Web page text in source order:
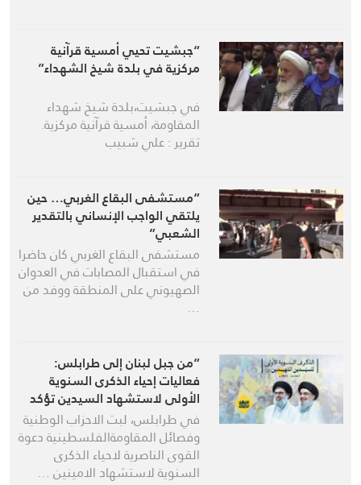
“جبشيت تحيي أمسية قرآنية
مركزية في بلدة شيخ الشهداء”
في جبشيت،بلدة شيخ شهداء
المقاومة، أمسية قرآنية مركزية.
تقرير : علي شبيب
“مستشفى البقاع الغربي… حين
يلتقي الواجب الإنساني بالتقدير
الشعبي”
مستشفى البقاع الغربي كان حاضرا
في استقبال المصابات في العدوان
الصهيوني على المنطقة ووفد من
…
“من جبل لبنان إلى طرابلس:
فعاليات إحياء الذكرى السنوية
الأولى لاستشهاد السيدين تؤكد
وحدة الموقف والنهج”
في طرابلس، لبت الاحزاب الوطنية
وفصائل المقاومةالفلسطينية دعوة
القوى الناصرية لاحياء الذكرى
السنوية لاستشهاد الامينين …